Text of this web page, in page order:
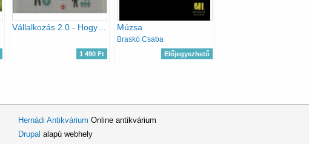
Vállalkozás 2.0 - Hogyan legyünk sikeres vállalkozók?
1 490 Ft
Múzsa
Braskó Csaba
Előjegyezhető
Hernádi Antikvárium Online antikvárium
Drupal alapú webhely